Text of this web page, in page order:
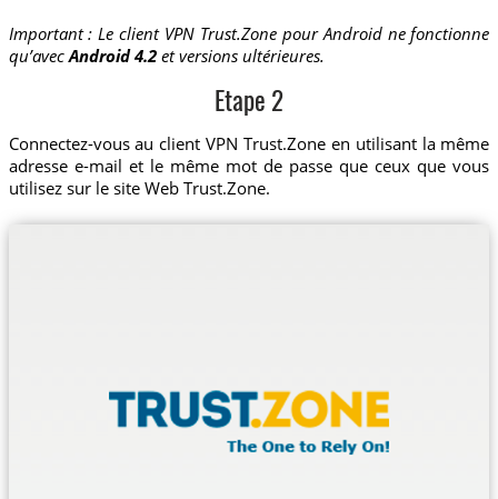
Important : Le client VPN Trust.Zone pour Android ne fonctionne
qu’avecAndroid 4.2et versions ultérieures.
Etape 2
Connectez-vous au client VPN Trust.Zone en utilisant la même
adresse e-mail et le même mot de passe que ceux que vous
utilisez sur le site Web Trust.Zone.